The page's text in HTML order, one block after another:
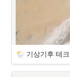
기상기후 테